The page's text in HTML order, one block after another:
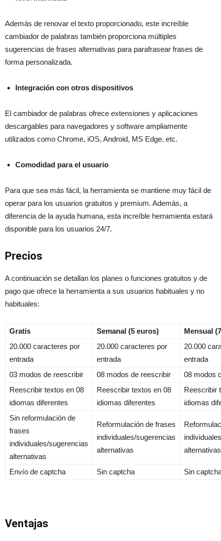
Además de renovar el texto proporcionado, este increíble
cambiador de palabras también proporciona múltiples
sugerencias de frases alternativas para parafrasear frases de
forma personalizada.
Integración con otros dispositivos
El cambiador de palabras ofrece extensiones y aplicaciones
descargables para navegadores y software ampliamente
utilizados como Chrome, iOS, Android, MS Edge, etc.
Comodidad para el usuario
Para que sea más fácil, la herramienta se mantiene muy fácil de
operar para los usuarios gratuitos y premium. Además, a
diferencia de la ayuda humana, esta increíble herramienta estará
disponible para los usuarios 24/7.
Precios
A continuación se detallan los planes o funciones gratuitos y de
pago que ofrece la herramienta a sus usuarios habituales y no
habituales:
Gratis Semanal (5 euros)
Mensual
20.000 caracteres por
entrada
20.000 caracteres por
entrada
20.000
entrada
03 modos de reescribir
08 modos de reescribir
08 modos
Reescribir textos en 08
idiomas diferentes
Reescribir textos en 08
idiomas diferentes
Reescribir
idiomas
Sin reformulación de
frases
individuales/sugerencias
alternativas
Reformulación de frases
individuales/sugerencias
alternativas
Envío de captcha Sin captcha Sin
Ventajas